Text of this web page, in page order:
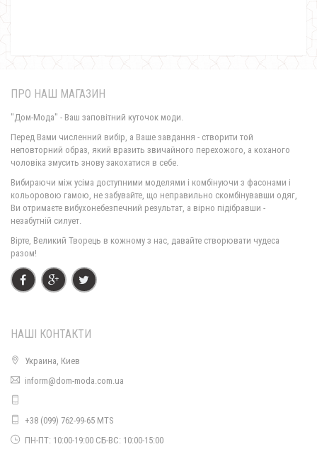
1480.00грн.
ПРО НАШ МАГАЗИН
"Дом-Мода" - Ваш заповітний куточок моди.
Перед Вами численний вибір, а Ваше завдання - створити той
неповторний образ, який вразить звичайного перехожого, а коханого
чоловіка змусить знову закохатися в себе.
Вибираючи між усіма доступними моделями і комбінуючи з фасонами і
кольоровою гамою, не забувайте, що неправильно скомбінувавши одяг,
Ви отримаєте вибухонебезпечний результат, а вірно підібравши -
незабутній силует.
Вірте, Великий Творець в кожному з нас, давайте створювати чудеса
разом!
НАШІ КОНТАКТИ
Украина, Киев
inform@dom-moda.com.ua
+38 (099) 762-99-65 MTS
ПН-ПТ: 10:00-19:00 СБ-ВС: 10:00-15:00